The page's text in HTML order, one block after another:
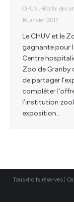
CHUV Hôpital des
16 janvier 2017
Le CHUV et le
gagnante pour
Centre
Zoo de Granby
de partager
compléter
l’institution
exposition…
Tous droits réservés |